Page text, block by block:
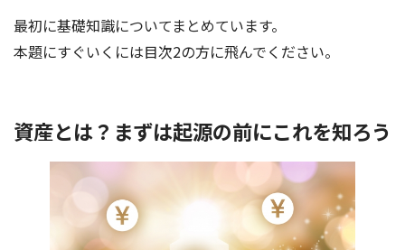
最初に基礎知識についてまとめています。
本題にすぐいくには目次2の方に飛んでください。
資産とは？まずは起源の前にこれを知ろう